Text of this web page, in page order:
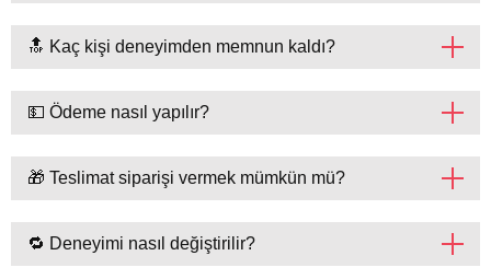
🔝 Kaç kişi deneyimden memnun kaldı?
💵 Ödeme nasıl yapılır?
🎁 Teslimat siparişi vermek mümkün mü?
🔁 Deneyimi nasıl değiştirilir?